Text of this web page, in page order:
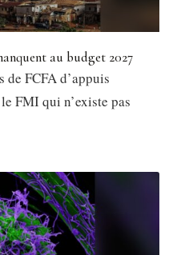
au budget 2027
FCFA d’appuis
FMI qui n’existe pas